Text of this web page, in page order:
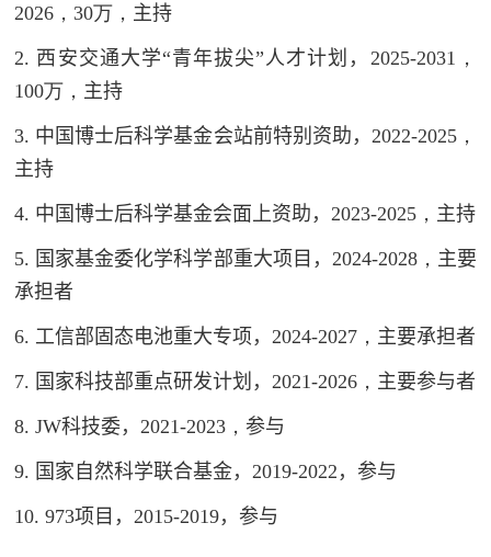
2026，30万， 主持
2. 西安交通大学“青年拔尖”人才计划， 2025-2031，
100万， 主持
3. 中国博士后科学基金会站前特别资助， 2022-2025，
主持
4. 中国博士后科学基金会面上资助，2023-2025， 主持
5. 国家基金委化学科学部重大项目， 2024-2028， 主要
承担者
6. 工信部固态电池重大专项，2024-2027， 主要承担者
7. 国家科技部重点研发计划，2021-2026， 主要参与者
8.JW科技委，2021-2023， 参与
9. 国家自然科学联合基金，2019-2022 ，参与
10.973项目，2015-2019，参与